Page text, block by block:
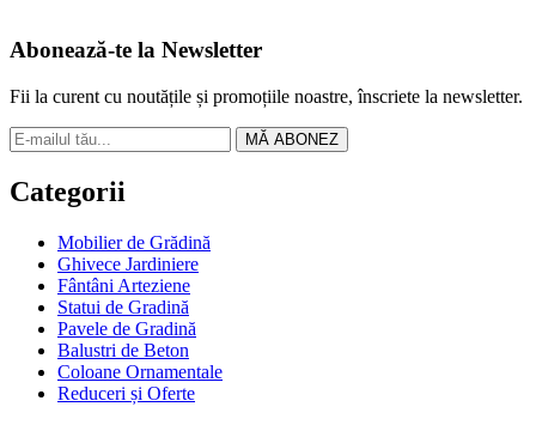
Abonează-te la Newsletter
Fii la curent cu noutățile și promoțiile noastre, înscriete la newsletter.
MĂ ABONEZ
Categorii
Mobilier de Grădină
Ghivece Jardiniere
Fântâni Arteziene
Statui de Gradină
Pavele de Gradină
Balustri de Beton
Coloane Ornamentale
Reduceri și Oferte